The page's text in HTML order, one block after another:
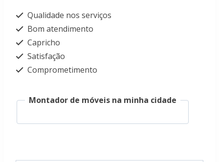
Qualidade nos serviços
Bom atendimento
Capricho
Satisfação
Comprometimento
Montador de móveis na minha cidade